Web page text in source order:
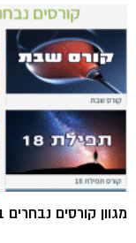
מגוון קורסים